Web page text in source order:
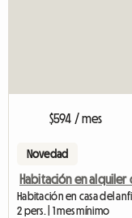
$594 / mes
Novedad
Habitación en
Habitación en casa del
2 pers. | 1 mes mínimo